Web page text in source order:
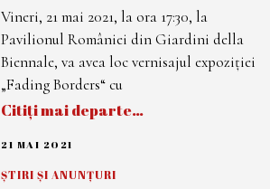
Vineri, 21 mai 2021, la ora 17:30, la
Pavilionul României din Giardini della
Biennale, va avea loc vernisajul expoziției
„Fading Borders“ cu
Citiți mai departe…
21 MAI 2021
M
ȘTIRI ȘI ANUNȚURI